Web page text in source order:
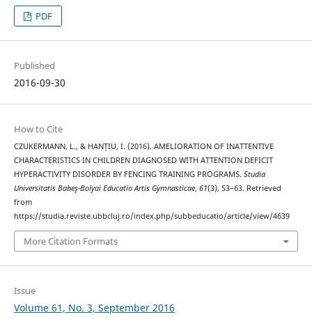
PDF
Published
2016-09-30
How to Cite
CZUKERMANN, L., & HANȚIU, I. (2016). AMELIORATION OF INATTENTIVE
CHARACTERISTICS IN CHILDREN DIAGNOSED WITH ATTENTION DEFICIT
HYPERACTIVITY DISORDER BY FENCING TRAINING PROGRAMS. Studia
Universitatis Babeş-Bolyai Educatio Artis Gymnasticae, 61(3), 53–63. Retrieved
from
https://studia.reviste.ubbcluj.ro/index.php/subbeducatio/article/view/4639
More Citation Formats
Issue
Volume 61, No. 3, September 2016